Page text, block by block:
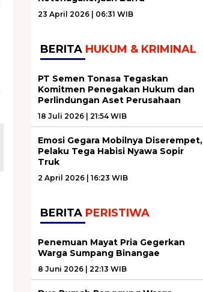
23 April 2026 | 06:31 WIB
BERITA HUKUM & KRIMINAL
PT Semen Tonasa Tegaskan
Komitmen Penegakan Hukum dan
Perlindungan Aset Perusahaan
18 Juli 2026 | 21:54 WIB
Emosi Gegara Mobilnya Diserempet,
Pelaku Tega Habisi Nyawa Sopir
Truk
2 April 2026 | 16:23 WIB
BERITA PERISTIWA
Penemuan Mayat Pria Gegerkan
Warga Sumpang Binangae
8 Juni 2026 | 22:13 WIB